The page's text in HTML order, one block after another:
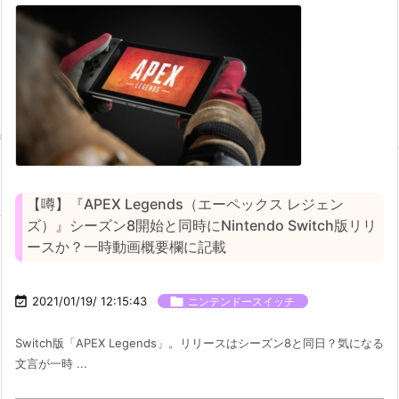
【噂】『APEX Legends（エーペックス レジェン
ズ）』シーズン8開始と同時にNintendo Switch版リリ
ースか？一時動画概要欄に記載
 2021/01/19/ 12:15:43  ニンテンドースイッチ
Switch版「APEX Legends」。リリースはシーズン8と同日？気になる
文言が一時 ...